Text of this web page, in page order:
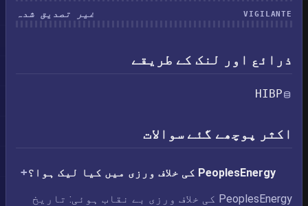
VIGILANTE غیر تصدیق شدہ
ذرائع اور لنک کے طریقے
HIBP
اکثر پوچھے گئے سوالات
PeoplesEnergy کی خلاف ورزی میں کیا لیک ہوا؟
PeoplesEnergy کی خلاف ورزی بے نقاب ہوئی: تاریخ